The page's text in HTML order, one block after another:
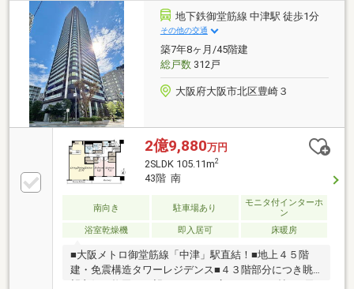
施設充実しています（一部有料） コンシェルジュカ
ウンター オーナーズラウンジ ペット足洗い ゲス
トルーム パーティルーム スカイフィットネス ゲ
ストスイート スカイバルコニー 各階ゴミステーシ
ョン等
地下鉄御堂筋線 中津駅 徒歩1分
その他の交通
築7年8ヶ月/45階建
総戸数312戸
大阪府大阪市北区豊崎３
2億9,880万円
2SLDK 105.11m2
43階 南
南向き 駐車場あり
モニタ付インターホ
ン
浴室乾燥機
即入居可 床暖房
■大阪メトロ御堂筋線「中津」駅直結！■地上４５階
建・免震構造タワーレジデンス■４３階部分につき眺